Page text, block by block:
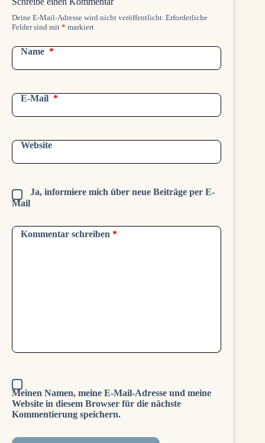
Deine E-Mail-Adresse wird nicht veröffentlicht. Erforderliche
Felder sind mit * markiert
Name *
E-Mail *
Website
Ja, informiere mich über neue Beiträge per E-
Mail
Kommentar schreiben *
Meinen Namen, meine E-Mail-Adresse und meine
Website in diesem Browser für die nächste
Kommentierung speichern.